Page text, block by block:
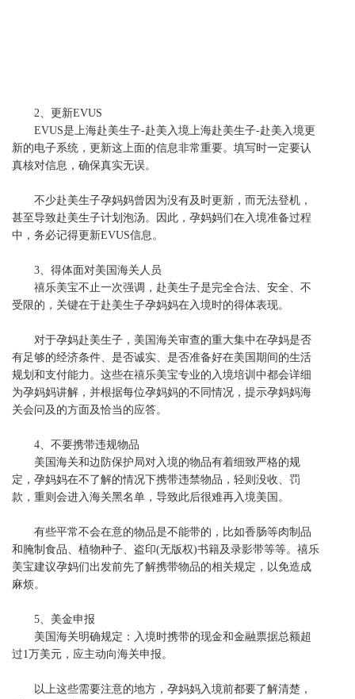
2、更新EVUS
EVUS是上海赴美生子-赴美入境上海赴美生子-赴美入境更
新的电子系统，更新这上面的信息非常重要。填写时一定要认
真核对信息，确保真实无误。
不少赴美生子孕妈妈曾因为没有及时更新，而无法登机，
甚至导致赴美生子计划泡汤。因此，孕妈妈们在入境准备过程
中，务必记得更新EVUS信息。
3、得体面对美国海关人员
禧乐美宝不止一次强调，赴美生子是完全合法、安全、不
受限的，关键在于赴美生子孕妈妈在入境时的得体表现。
对于孕妈赴美生子，美国海关审查的重大集中在孕妈是否
有足够的经济条件、是否诚实、是否准备好在美国期间的生活
规划和支付能力。这些在禧乐美宝专业的入境培训中都会详细
为孕妈妈讲解，并根据每位孕妈妈的不同情况，提示孕妈妈海
关会问及的方面及恰当的应答。
4、不要携带违规物品
美国海关和边防保护局对入境的物品有着细致严格的规
定，孕妈妈在不了解的情况下携带违禁物品，轻则没收、罚
款，重则会进入海关黑名单，导致此后很难再入境美国。
有些平常不会在意的物品是不能带的，比如香肠等肉制品
和腌制食品、植物种子、盗印(无版权)书籍及录影带等等。 禧乐
美宝建议孕妈们出发前先了解携带物品的相关规定，以免造成
麻烦。
5、美金申报
美国海关明确规定：入境时携带的现金和金融票据总额超
过1万美元，应主动向海关申报。
以上这些需要注意的地方，孕妈妈入境前都要了解清楚，